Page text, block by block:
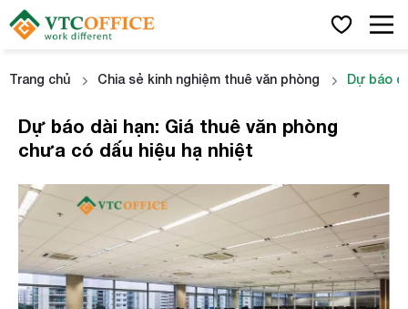
Trang chủ Chia sẻ kinh nghiệm thuê văn phòng Dự báo
Dự báo dài hạn: Giá thuê văn phòng
chưa có dấu hiệu hạ nhiệt